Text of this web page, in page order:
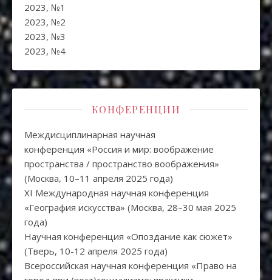
2023, №1
2023, №2
2023, №3
2023, №4
КОНФЕРЕНЦИИ
Междисциплинарная научная
конференция «Россия и мир: воображение
пространства / пространство воображения»
(Москва, 10–11 апреля 2025 года)
XI Международная научная конференция
«География искусства» (Москва, 28–30 мая 2025
года)
Научная конференция «Опоздание как сюжет»
(Тверь, 10-12 апреля 2025 года)
Всероссийская научная конференция «Право на